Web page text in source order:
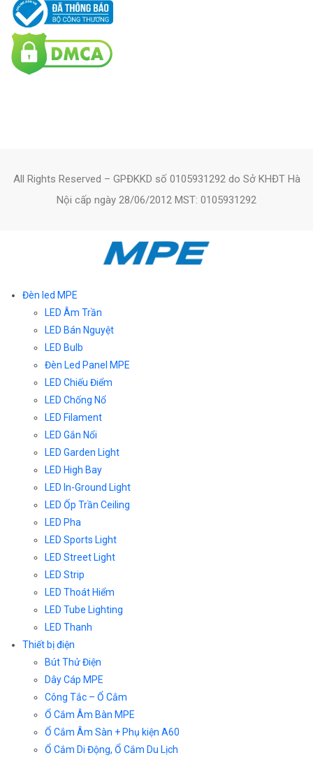
All Rights Reserved – GPĐKKD số 0105931292 do Sở KHĐT Hà
Nội cấp ngày 28/06/2012 MST: 0105931292
Đèn led MPE
LED Âm Trần
LED Bán Nguyệt
LED Bulb
Đèn Led Panel MPE
LED Chiếu Điểm
LED Chống Nổ
LED Filament
LED Gắn Nổi
LED Garden Light
LED High Bay
LED In-Ground Light
LED Ốp Trần Ceiling
LED Pha
LED Sports Light
LED Street Light
LED Strip
LED Thoát Hiểm
LED Tube Lighting
LED Thanh
Thiết bị điện
Bút Thử Điện
Dây Cáp MPE
Công Tắc – Ổ Cắm
Ổ Cắm Âm Bàn MPE
Ổ Cắm Âm Sàn + Phụ kiện A60
Ổ Cắm Di Động, Ổ Cắm Du Lịch